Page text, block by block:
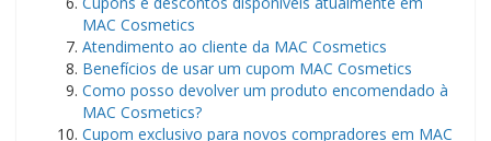
MAC Cosmetics
Atendimento ao cliente da MAC Cosmetics
Benefícios de usar um cupom MAC Cosmetics
Como posso devolver um produto encomendado à
MAC Cosmetics?
Cupom exclusivo para novos compradores em MAC